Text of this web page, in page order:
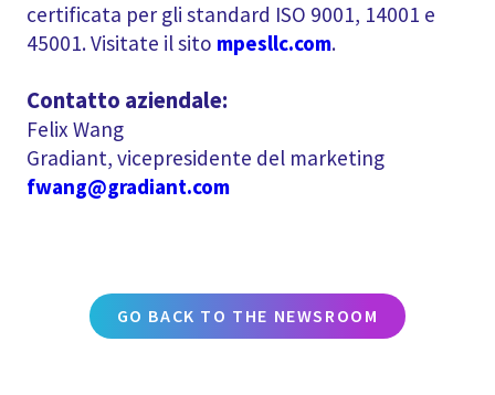
certificata per gli standard ISO 9001, 14001 e
45001. Visitate il sito mpesllc.com.
Contatto aziendale:
Felix Wang
Gradiant, vicepresidente del marketing
fwang@gradiant.com
GO BACK TO THE NEWSROOM